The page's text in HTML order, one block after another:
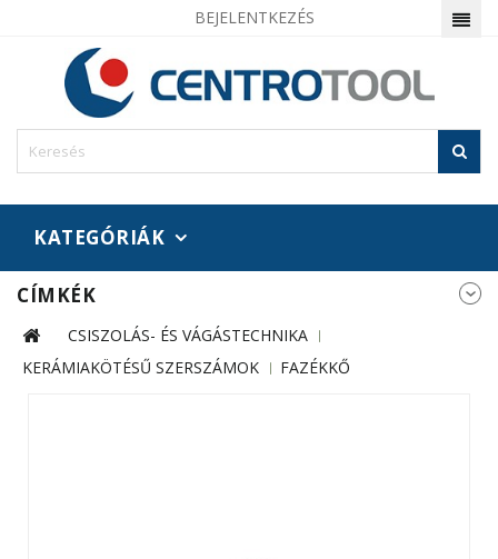
BEJELENTKEZÉS
KATEGÓRIÁK
CÍMKÉK
CSISZOLÁS- ÉS VÁGÁSTECHNIKA
KERÁMIAKÖTÉSŰ SZERSZÁMOK
FAZÉKKŐ